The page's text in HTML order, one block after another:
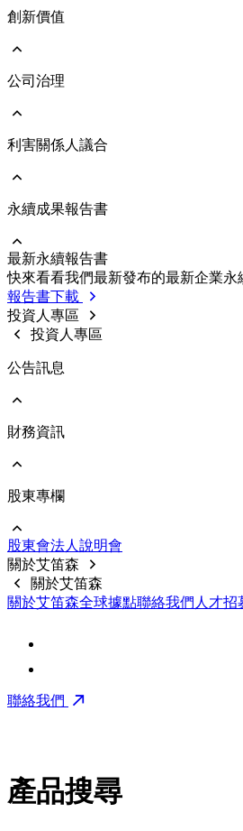
能源與氣體管理
前往 社會共融
人權管理
社會與人文關懷
創新價值
前往 創新價值
公司治理
前往 公司治理
董事會
功能性委員會
永續供應鏈
企業誠信經營
内部稽核
重要規章制度
利害關係人議合
前往 利害關係人議合
利害關係人聯絡資訊
利害關係人投訴管道
利害關係人線上意見反應
永續成果報告書
前往 永續成果報告書
歷年報告書下載
最新永續報告書
快來看看我們最新發布的最新企業永
報告書下載
投資人專區
投資人專區
公告訊息
前往 公告訊息
財務資訊
前往 財務資訊
財務報告
公開說明書
股東專欄
前往 股東專欄
股價資料
前十大股東
股東會法⼈說明會
關於艾笛森
關於艾笛森
關於艾笛森全球據點聯絡我們 人才招
聯絡我們
產品搜尋